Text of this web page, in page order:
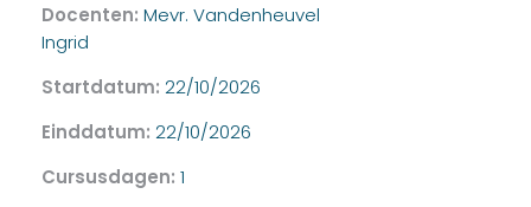
Docenten: Mevr. Vandenheuvel
Ingrid
Startdatum: 22/10/2026
Einddatum: 22/10/2026
Cursusdagen: 1